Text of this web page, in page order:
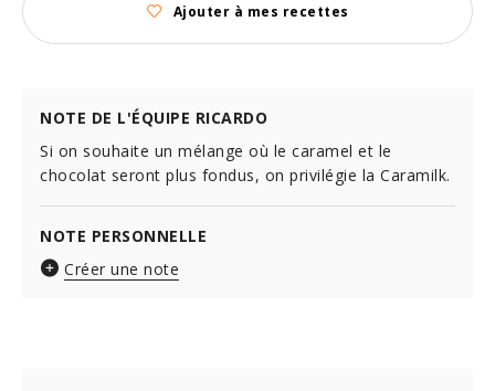
Ajouter à mes recettes
NOTE DE L'ÉQUIPE RICARDO
Si on souhaite un mélange où le caramel et le
chocolat seront plus fondus, on privilégie la Caramilk.
NOTE PERSONNELLE
Créer une note